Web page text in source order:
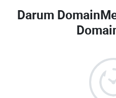
Darum